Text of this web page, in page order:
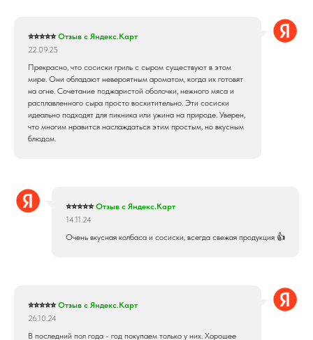
⭐⭐⭐⭐⭐Отзыв с Яндекс.Карт
22.09.25
Прекрасно, что сосиски гриль с сыром существуют в этом
мире. Они обладают невероятным ароматом, когда их готовят
на огне. Сочетание поджаристой оболочки, нежного мяса и
расплавленного сыра просто восхитительно. Эти сосиски
идеально подходят для пикника или ужина на природе. Уверен,
что многим нравится наслаждаться этим простым, но вкусным
блюдом.
⭐⭐⭐⭐⭐Отзыв с Яндекс.Карт
14.11.24
Очень вкусная колбаса и сосиски, всегда свежая продукция 👍
⭐⭐⭐⭐⭐Отзыв с Яндекс.Карт
26.10.24
В последний пол года - год покупаем только у них. Хорошее